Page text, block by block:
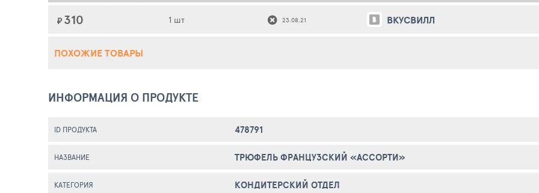
₽ 310 1 шт 23.08.21 ВКУСВИЛЛ
ПОХОЖИЕ ТОВАРЫ
ИНФОРМАЦИЯ О ПРОДУКТЕ
ID ПРОДУКТА 478791
НАЗВАНИЕ ТРЮФЕЛЬ ФРАНЦУЗСКИЙ «АССОРТИ»
КАТЕГОРИЯ КОНДИТЕРСКИЙ ОТДЕЛ